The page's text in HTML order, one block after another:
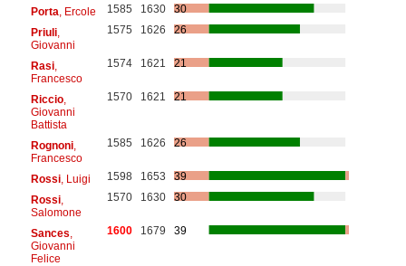
Porta , Ercole 1585 1630
30
Priuli,
Giovanni
1575 1626 26
Rasi,
Francesco
1574 1621 21
Riccio,
Giovanni
Battista
1570 1621 21
Rognoni,
Francesco
1585 1626 26
Rossi, Luigi 1598 1653
39
Rossi,
Salomone
1570 1630 30
Sances
Giovanni
Felice
1600 1679 39